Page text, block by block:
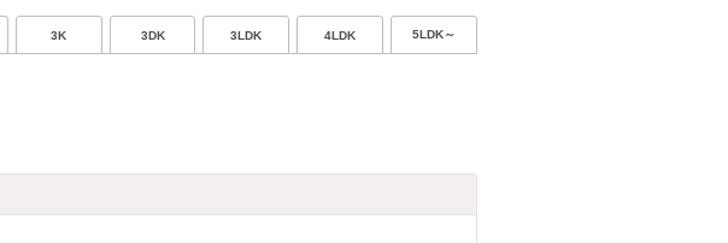
3K 3DK 3LDK 4LDK 5LDK～